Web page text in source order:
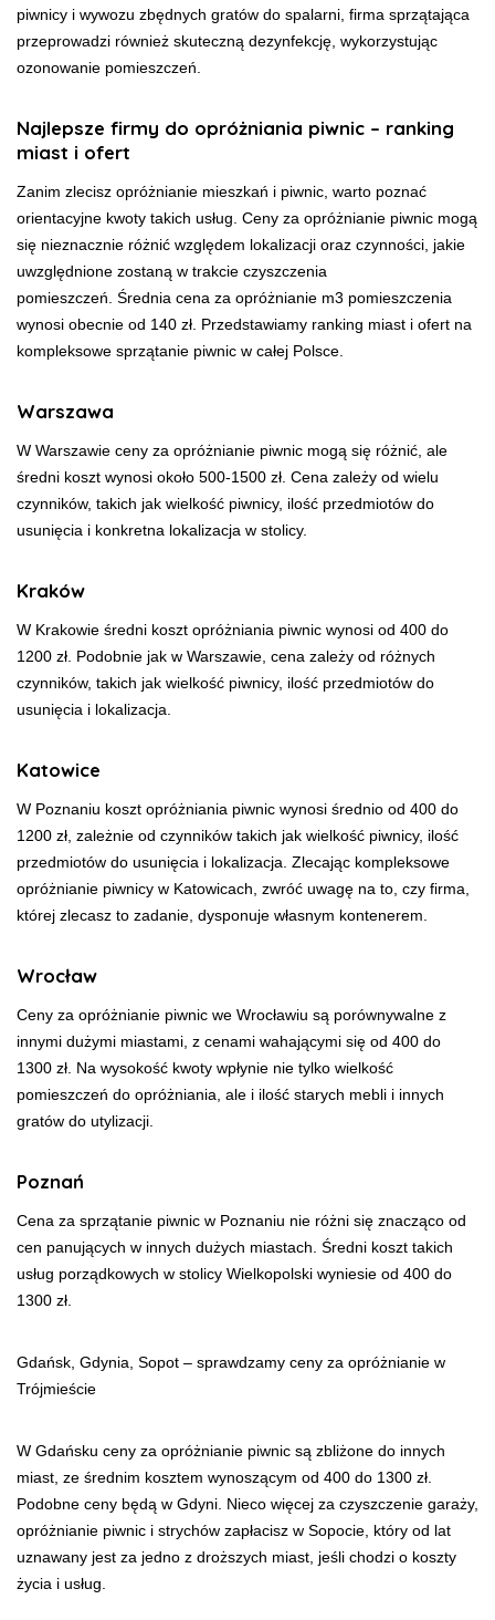
piwnicy i wywozu zbędnych gratów do spalarni, firma sprzątająca
przeprowadzi również skuteczną dezynfekcję, wykorzystując
ozonowanie pomieszczeń.
Najlepsze firmy do opróżniania piwnic – ranking
miast i ofert
Zanim zlecisz opróżnianie mieszkań i piwnic, warto poznać
orientacyjne kwoty takich usług. Ceny za opróżnianie piwnic mogą
się nieznacznie różnić względem lokalizacji oraz czynności, jakie
uwzględnione zostaną w trakcie czyszczenia
pomieszczeń. Średnia cena za opróżnianie m3 pomieszczenia
wynosi obecnie od 140 zł. Przedstawiamy ranking miast i ofert na
kompleksowe sprzątanie piwnic w całej Polsce.
Warszawa
W Warszawie ceny za opróżnianie piwnic mogą się różnić, ale
średni koszt wynosi około 500-1500 zł. Cena zależy od wielu
czynników, takich jak wielkość piwnicy, ilość przedmiotów do
usunięcia i konkretna lokalizacja w stolicy.
Kraków
W Krakowie średni koszt opróżniania piwnic wynosi od 400 do
1200 zł. Podobnie jak w Warszawie, cena zależy od różnych
czynników, takich jak wielkość piwnicy, ilość przedmiotów do
usunięcia i lokalizacja.
Katowice
W Poznaniu koszt opróżniania piwnic wynosi średnio od 400 do
1200 zł, zależnie od czynników takich jak wielkość piwnicy, ilość
przedmiotów do usunięcia i lokalizacja. Zlecając kompleksowe
opróżnianie piwnicy w Katowicach, zwróć uwagę na to, czy firma,
której zlecasz to zadanie, dysponuje własnym kontenerem.
Wrocław
Ceny za opróżnianie piwnic we Wrocławiu są porównywalne z
innymi dużymi miastami, z cenami wahającymi się od 400 do
1300 zł. Na wysokość kwoty wpłynie nie tylko wielkość
pomieszczeń do opróżniania, ale i ilość starych mebli i innych
gratów do utylizacji.
Poznań
Cena za sprzątanie piwnic w Poznaniu nie różni się znacząco od
cen panujących w innych dużych miastach. Średni koszt takich
usług porządkowych w stolicy Wielkopolski wyniesie od 400 do
1300 zł.
Gdańsk, Gdynia, Sopot – sprawdzamy ceny za opróżnianie w
Trójmieście
W Gdańsku ceny za opróżnianie piwnic są zbliżone do innych
miast, ze średnim kosztem wynoszącym od 400 do 1300 zł.
Podobne ceny będą w Gdyni. Nieco więcej za czyszczenie garaży,
opróżnianie piwnic i strychów zapłacisz w Sopocie, który od lat
uznawany jest za jedno z droższych miast, jeśli chodzi o koszty
życia i usług.